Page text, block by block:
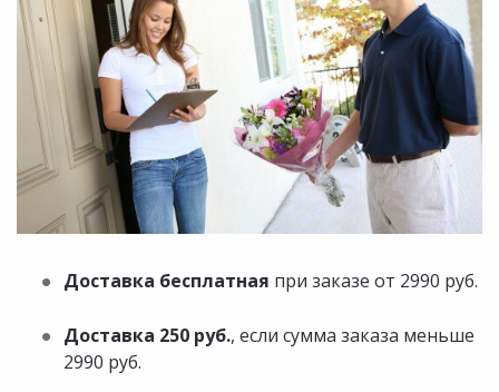
Доставка бесплатная при заказе от 2990 руб.​​​​​​​
Доставка 250 руб., если сумма заказа меньше
2990 руб.